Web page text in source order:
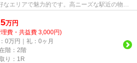
エリアで魅力的です。高ニーズな駅近の物件
万円
費・共益費 3,000円)
0万円｜礼：0ヶ月
階：2階
り：1R